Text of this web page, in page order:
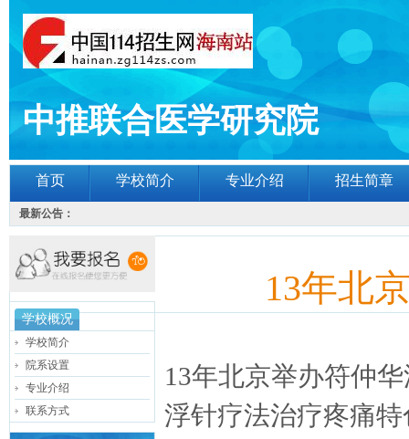
中推联合医学研究院
首页 学校简介 专业介绍 招生简章
最新公告：
学校概况
学校简介
院系设置
专业介绍
联系方式
13年北
13年北京举办符仲
浮针疗法治疗疼痛